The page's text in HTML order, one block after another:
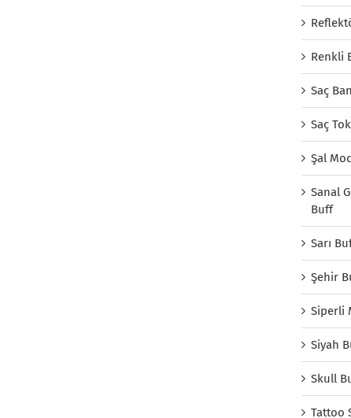
Renkli
Saç
Saç
Şal
Sanal
Buff
Sarı
Şehir
Siperli
Siyah
Skull
Tattoo